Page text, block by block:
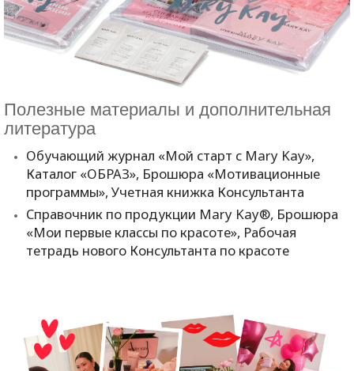
Полезные материалы и дополнительная
литература
Обучающий журнал «Мой старт с Mary Kay»,
Каталог «ОБРАЗ», Брошюра «Мотивационные
программы», Учетная книжка Консультанта
Справочник по продукции Mary Kay®, Брошюра
«Мои первые классы по красоте», Рабочая
тетрадь нового Консультанта по красоте